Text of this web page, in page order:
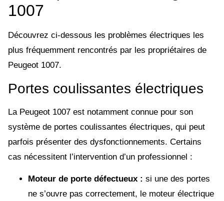
1007
Découvrez ci-dessous les problèmes électriques les
plus fréquemment rencontrés par les propriétaires de
Peugeot 1007.
Portes coulissantes électriques
La Peugeot 1007 est notamment connue pour son
système de portes coulissantes électriques, qui peut
parfois présenter des dysfonctionnements. Certains
cas nécessitent l’intervention d’un professionnel :
Moteur de porte défectueux : si une des portes
ne s’ouvre pas correctement, le moteur électrique